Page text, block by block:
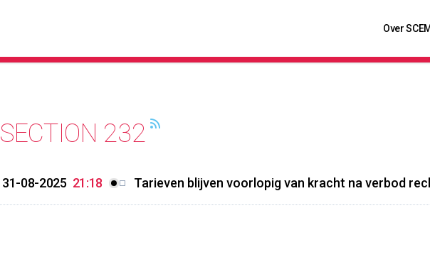
Over SCE
SECTION 232
31-08-2025 21:18 Tarieven blijven voorlopig van kracht na verbod